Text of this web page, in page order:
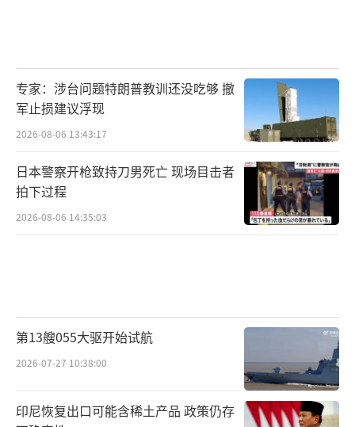
专家：涉台问题特朗普教训还没吃够 撤
军止损建议浮现
2026-08-06 13:43:17
日本警察开枪致持刀男死亡 现场目击者
拍下过程
2026-08-06 14:35:03
第13艘055大驱开始试航
2026-07-27 10:38:00
印尼恢复出口可能含稀土产品 政策仍存